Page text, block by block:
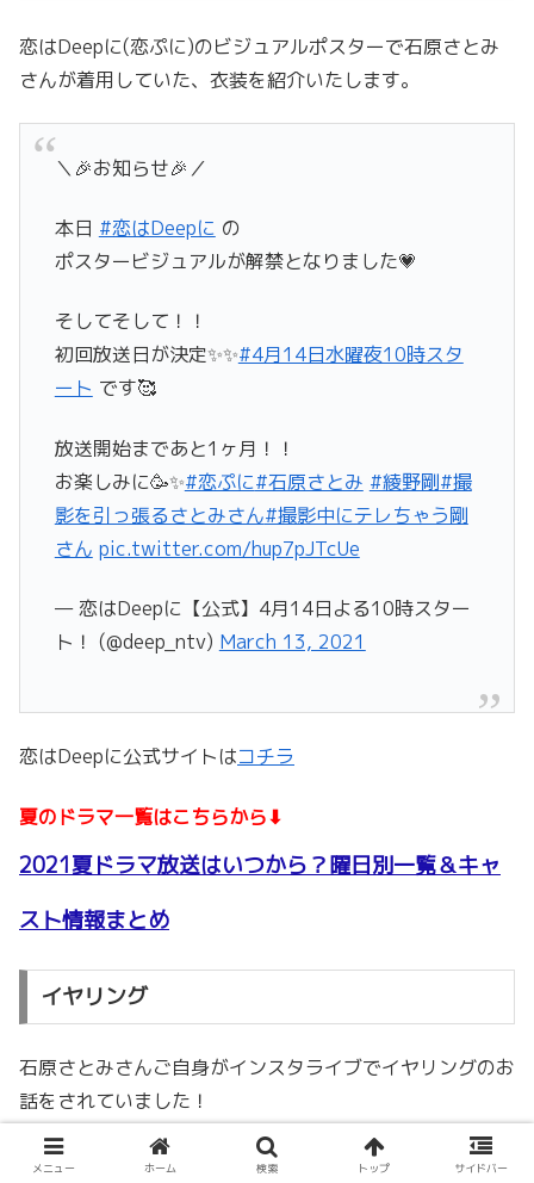
恋はDeepに(恋ぷに)のビジュアルポスターで石原さとみ
さんが着用していた、衣装を紹介いたします。
＼🎉お知らせ🎉／
本日 #恋はDeepに の
ポスタービジュアルが解禁となりました💗
そしてそして！！
初回放送日が決定✨✨#4月14日水曜夜10時スタ
ート です🥰
放送開始まであと1ヶ月！！
お楽しみに🥳✨#恋ぷに#石原さとみ #綾野剛#撮
影を引っ張るさとみさん#撮影中にテレちゃう剛
さん pic.twitter.com/hup7pJTcUe
— 恋はDeepに【公式】4月14日よる10時スター
ト！ (@deep_ntv) March 13, 2021
恋はDeepに公式サイトはコチラ
夏のドラマ一覧はこちらから⬇
2021夏ドラマ放送はいつから？曜日別一覧＆キャ
スト情報まとめ
イヤリング
石原さとみさんご自身がインスタライブでイヤリングのお
話をされていました！
恋はDeepに全話を通してずっとつけているイヤリングだ
メニュー ホーム 検索 トップ サイドバー